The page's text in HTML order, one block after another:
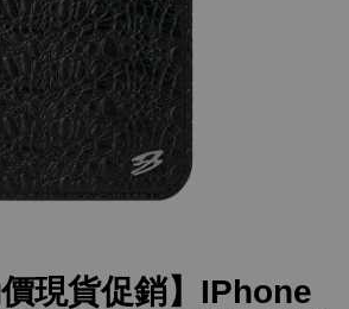
價現貨促銷】IPhone